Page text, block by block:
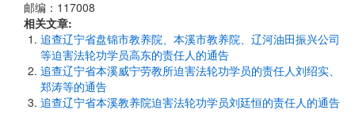
邮编：117008
相关文章:
追查辽宁省盘锦市教养院、本溪市教养院、辽河油田振兴公司
等迫害法轮功学员高东的责任人的通告
追查辽宁省本溪威宁劳教所迫害法轮功学员的责任人刘绍实、
郑涛等的通告
追查辽宁省本溪教养院迫害法轮功学员刘廷恒的责任人的通告